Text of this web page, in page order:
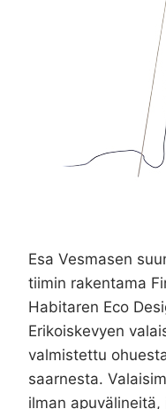
Esa Vesmasen
tiimin rakentama
Habitaren Eco
Erikoiskevyen
valmistettu
saarnesta.
ilman